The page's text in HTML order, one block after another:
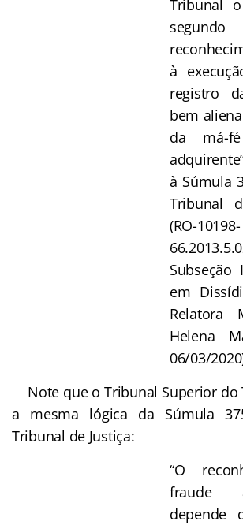
Tribunal
à
registro
bem
da má-
à Súmula
Tribunal
(RO-10198-
Subseção
em
Relatora
Helena
06/03/
Note que o Tribunal Superior do
a mesma lógica da Súmula
Tribunal de Justiça:
“O
fraude
depende